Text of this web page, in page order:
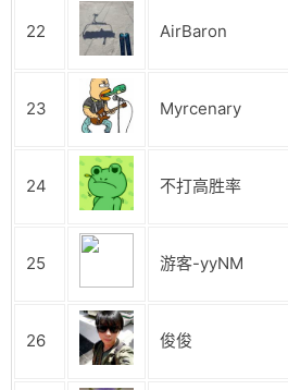
22 AirBaron
23 Myrcenary
24 不打高胜率
25 游客-yyNM
26 俊俊